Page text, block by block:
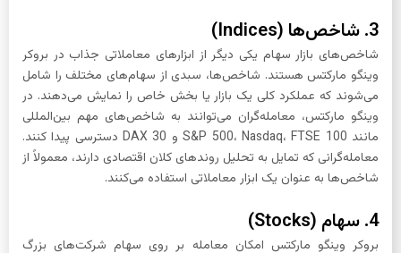
3. شاخص‌ها (Indices)
شاخص‌های بازار سهام یکی دیگر از ابزارهای معاملاتی جذاب در بروکر
وینگو مارکتس هستند. شاخص‌ها، سبدی از سهام‌های مختلف را شامل
می‌شوند که عملکرد کلی یک بازار یا بخش خاص را نمایش می‌دهند. در
وینگو مارکتس، معامله‌گران می‌توانند به شاخص‌های مهم بین‌المللی
مانند S&P 500، Nasdaq، FTSE 100 و DAX 30 دسترسی پیدا کنند.
معامله‌گرانی که تمایل به تحلیل روندهای کلان اقتصادی دارند، معمولاً از
شاخص‌ها به عنوان یک ابزار معاملاتی استفاده می‌کنند.
4. سهام (Stocks)
بروکر وینگو مارکتس امکان معامله بر روی سهام شرکت‌های بزرگ